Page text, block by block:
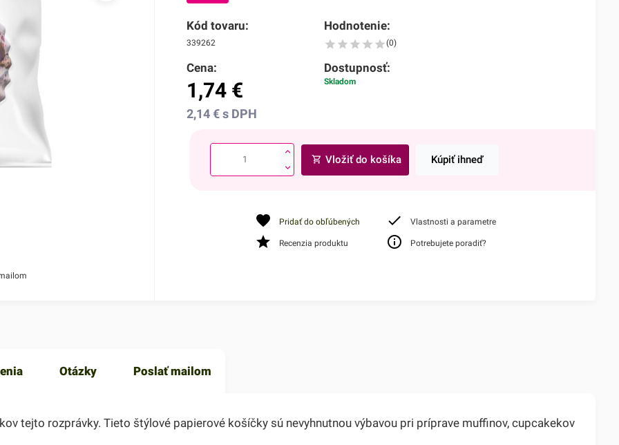
Kód tovaru:
339262
Hodnotenie:
(0)
Cena:
1,74 €
2,14€s DPH
Dostupnosť:
Skladom
Vložiť do košíka Kúpiť ihneď
Pridať do obľúbených Vlastnosti a parametre
Recenzia produktu Potrebujete poradiť?
Otázky Poslať mailom
tejto rozprávky. Tieto štýlové papierové košíčky sú nevyhnutnou výbavou pri príprave muffinov, cupcakekov